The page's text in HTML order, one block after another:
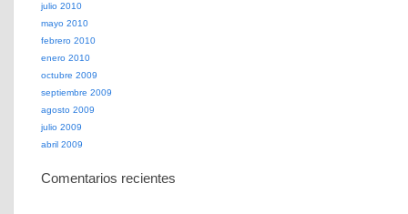
julio 2010
mayo 2010
febrero 2010
enero 2010
octubre 2009
septiembre 2009
agosto 2009
julio 2009
abril 2009
Comentarios recientes